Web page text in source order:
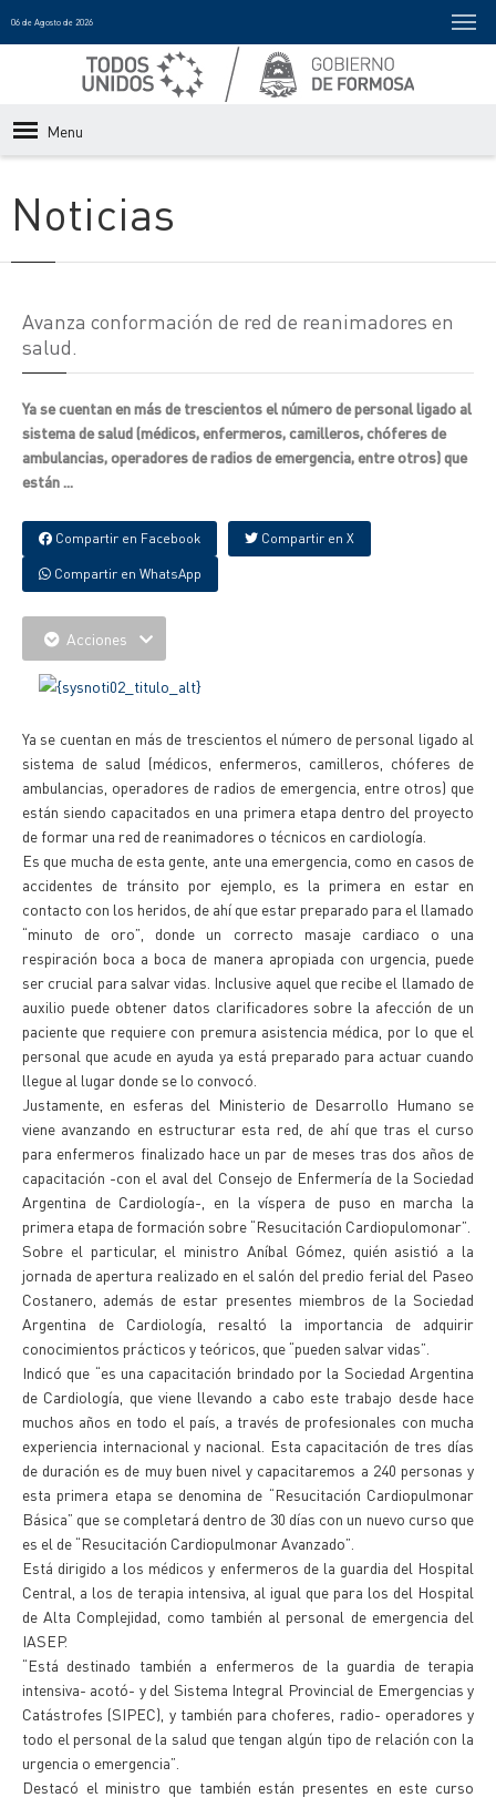
06 de Agosto de 2026
Menu
Noticias
Avanza conformación de red de reanimadores en
salud.
Ya se cuentan en más de trescientos el número de personal ligado al
sistema de salud (médicos, enfermeros, camilleros, chóferes de
ambulancias, operadores de radios de emergencia, entre otros) que
están ...
Compartir en Facebook Compartir en X
Compartir en WhatsApp
Acciones
Ya se cuentan en más de trescientos el número de personal ligado al
sistema de salud (médicos, enfermeros, camilleros, chóferes de
ambulancias, operadores de radios de emergencia, entre otros) que
están siendo capacitados en una primera etapa dentro del proyecto
de formar una red de reanimadores o técnicos en cardiología.
Es que mucha de esta gente, ante una emergencia, como en casos de
accidentes de tránsito por ejemplo, es la primera en estar en
contacto con los heridos, de ahí que estar preparado para el llamado
“minuto de oro”, donde un correcto masaje cardiaco o una
respiración boca a boca de manera apropiada con urgencia, puede
ser crucial para salvar vidas. Inclusive aquel que recibe el llamado de
auxilio puede obtener datos clarificadores sobre la afección de un
paciente que requiere con premura asistencia médica, por lo que el
personal que acude en ayuda ya está preparado para actuar cuando
llegue al lugar donde se lo convocó.
Justamente, en esferas del Ministerio de Desarrollo Humano se
viene avanzando en estructurar esta red, de ahí que tras el curso
para enfermeros finalizado hace un par de meses tras dos años de
capacitación -con el aval del Consejo de Enfermería de la Sociedad
Argentina de Cardiología-, en la víspera de puso en marcha la
primera etapa de formación sobre “Resucitación Cardiopulomonar”.
Sobre el particular, el ministro Aníbal Gómez, quién asistió a la
jornada de apertura realizado en el salón del predio ferial del Paseo
Costanero, además de estar presentes miembros de la Sociedad
Argentina de Cardiología, resaltó la importancia de adquirir
conocimientos prácticos y teóricos, que “pueden salvar vidas”.
Indicó que “es una capacitación brindado por la Sociedad Argentina
de Cardiología, que viene llevando a cabo este trabajo desde hace
muchos años en todo el país, a través de profesionales con mucha
experiencia internacional y nacional. Esta capacitación de tres días
de duración es de muy buen nivel y capacitaremos a 240 personas y
esta primera etapa se denomina de “Resucitación Cardiopulmonar
Básica” que se completará dentro de 30 días con un nuevo curso que
es el de “Resucitación Cardiopulmonar Avanzado”.
Está dirigido a los médicos y enfermeros de la guardia del Hospital
Central, a los de terapia intensiva, al igual que para los del Hospital
de Alta Complejidad, como también al personal de emergencia del
IASEP.
“Está destinado también a enfermeros de la guardia de terapia
intensiva- acotó- y del Sistema Integral Provincial de Emergencias y
Catástrofes (SIPEC), y también para choferes, radio- operadores y
todo el personal de la salud que tengan algún tipo de relación con la
urgencia o emergencia”.
Destacó el ministro que también están presentes en este curso